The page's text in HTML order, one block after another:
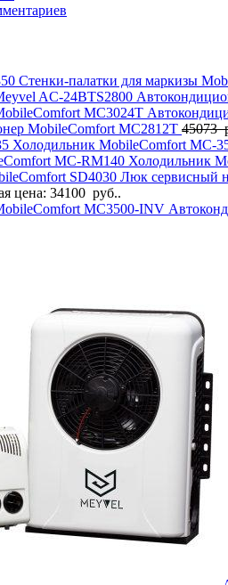
Стенки-палатки для маркизы
MobileComfort MC2812T 45073
Холодильник MobileComfort MC-
Холодильник
Люк сервисный
цена: 34100 руб..